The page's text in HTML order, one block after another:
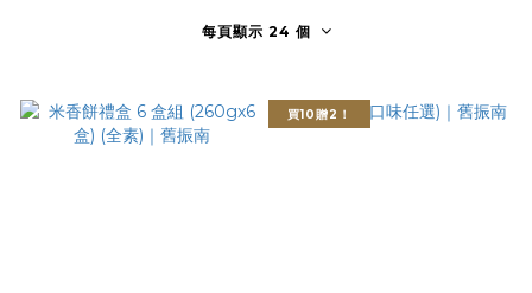
每頁顯示 24 個
買10贈2！